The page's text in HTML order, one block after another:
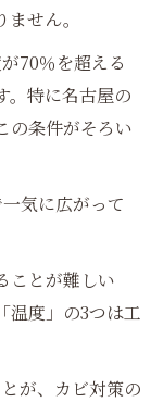
せん。
70％を超える
。特に名古屋の
の条件がそろい
気に広がって
ことが難しい
温度」の3つは工
が、カビ対策の